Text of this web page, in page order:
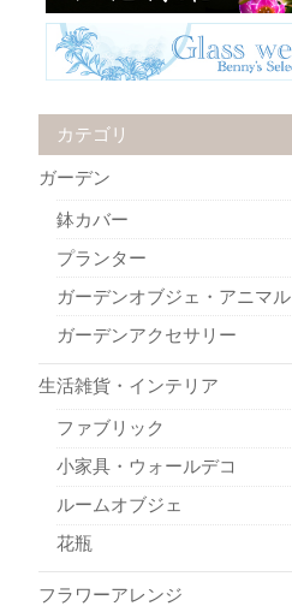
カテゴリ
ガーデン
鉢カバー
プランター
ガーデンオブジェ・アニマル
ガーデンアクセサリー
生活雑貨・インテリア
ファブリック
小家具・ウォールデコ
ルームオブジェ
花瓶
フラワーアレンジ